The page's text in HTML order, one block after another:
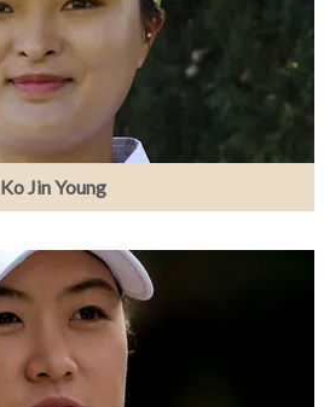
Ko Jin Young